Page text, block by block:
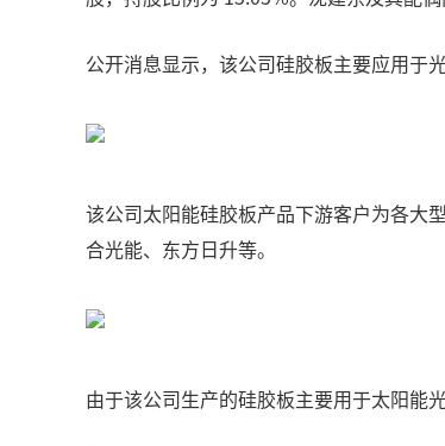
公开消息显示，该公司硅胶板主要应用于
该公司太阳能硅胶板产品下游客户为各大
合光能、东方日升等。
由于该公司生产的硅胶板主要用于太阳能